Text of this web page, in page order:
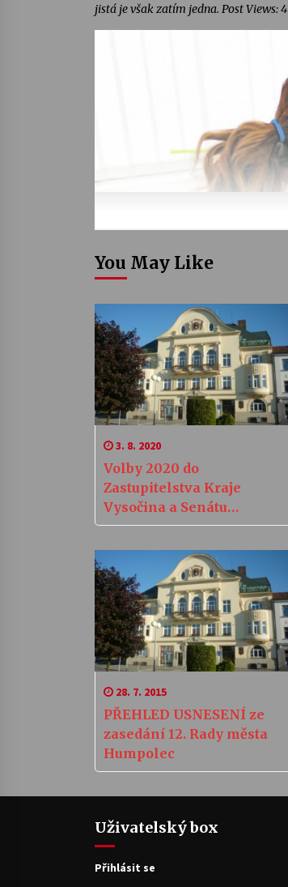
jistá je však zatím jedna. Post Views: 4
You May Like
3. 8. 2020
Volby 2020 do
Zastupitelstva Kraje
Vysočina a Senátu
Parlamentu ČR (I. a II.
28. 7. 2015
PŘEHLED USNESENÍ ze
zasedání 12. Rady města
Humpolec
Uživatelský box
Přihlásit se